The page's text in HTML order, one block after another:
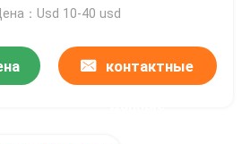
незримых чернил
：Usd 10-40 usd
контактные